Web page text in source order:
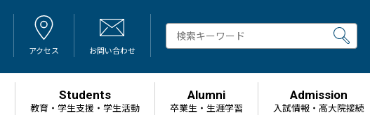
アクセス お問い合わせ
Students
教育・学生支援・学生活動
Alumni
卒業生・生涯学習
Admission
⼊試情報・高大院接続